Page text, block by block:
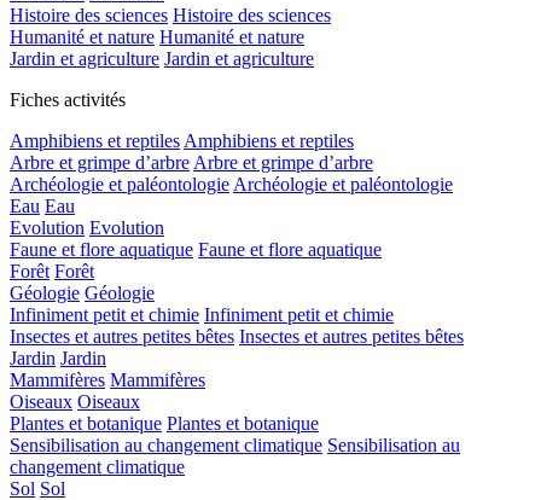
Histoire des sciences Histoire des sciences
Humanité et nature Humanité et nature
Jardin et agriculture Jardin et agriculture
Fiches activités
Amphibiens et reptiles Amphibiens et reptiles
Arbre et grimpe d’arbre Arbre et grimpe d’arbre
Archéologie et paléontologie Archéologie et paléontologie
Eau Eau
Evolution Evolution
Faune et flore aquatique Faune et flore aquatique
Forêt Forêt
Géologie Géologie
Infiniment petit et chimie Infiniment petit et chimie
Insectes et autres petites bêtes Insectes et autres petites bêtes
Jardin Jardin
Mammifères Mammifères
Oiseaux Oiseaux
Plantes et botanique Plantes et botanique
Sensibilisation au changement climatique Sensibilisation au
changement climatique
Sol Sol